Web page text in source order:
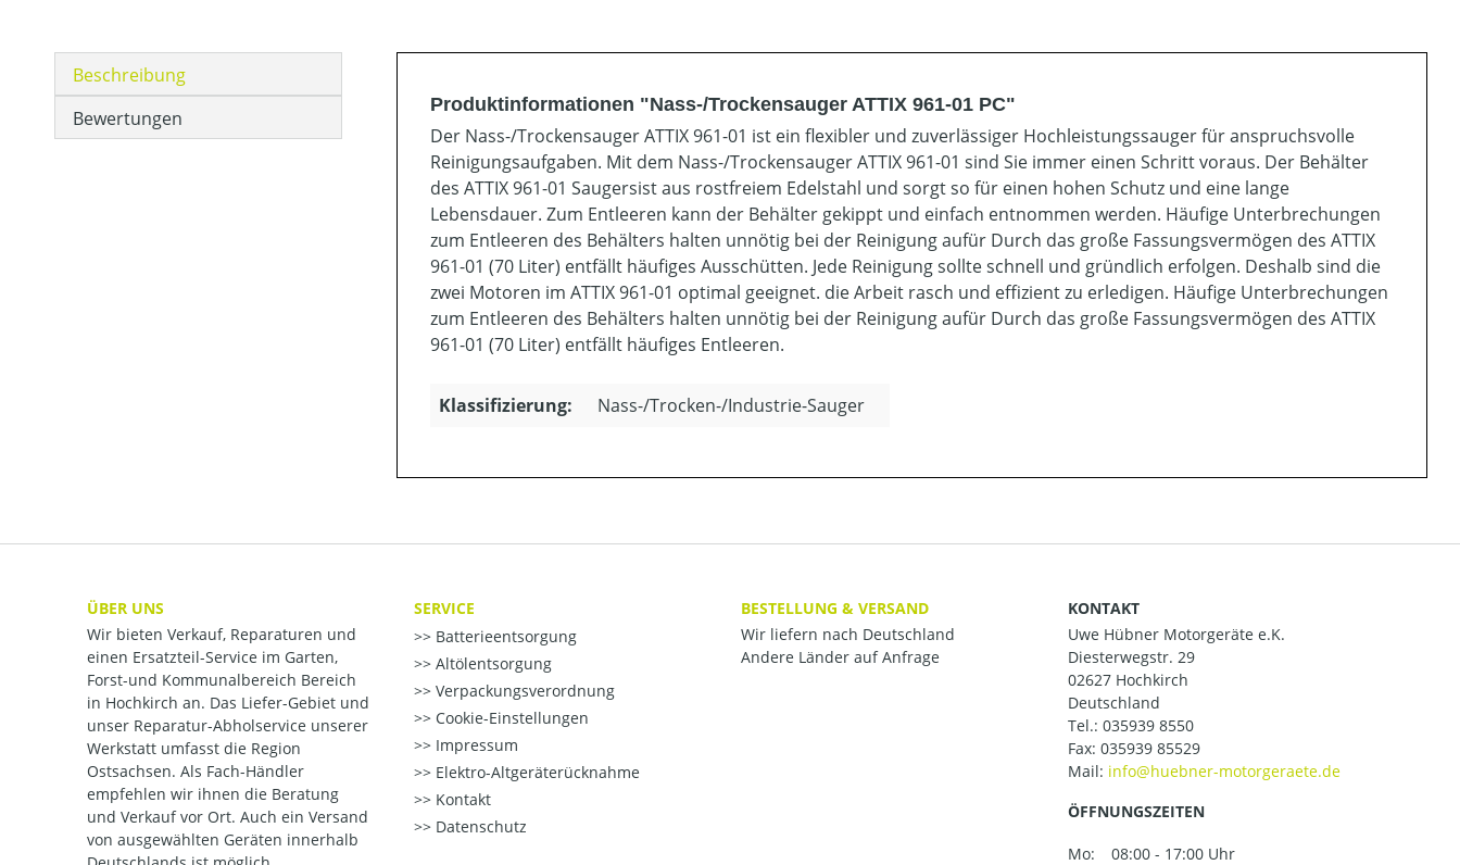
Beschreibung
Bewertungen
Produktinformationen "Nass-/Trockensauger ATTIX 961-01 PC"
Der Nass-/Trockensauger ATTIX 961-01 ist ein flexibler und zuverlässiger Hochleistungssauger für anspruchsvolle
Reinigungsaufgaben. Mit dem Nass-/Trockensauger ATTIX 961-01 sind Sie immer einen Schritt voraus. Der Behälter
des ATTIX 961-01 Saugersist aus rostfreiem Edelstahl und sorgt so für einen hohen Schutz und eine lange
Lebensdauer. Zum Entleeren kann der Behälter gekippt und einfach entnommen werden. Häufige Unterbrechungen
zum Entleeren des Behälters halten unnötig bei der Reinigung aufür Durch das große Fassungsvermögen des ATTIX
961-01 (70 Liter) entfällt häufiges Ausschütten. Jede Reinigung sollte schnell und gründlich erfolgen. Deshalb sind die
zwei Motoren im ATTIX 961-01 optimal geeignet. die Arbeit rasch und effizient zu erledigen. Häufige Unterbrechungen
zum Entleeren des Behälters halten unnötig bei der Reinigung aufür Durch das große Fassungsvermögen des ATTIX
961-01 (70 Liter) entfällt häufiges Entleeren.
Klassifizierung: Nass-/Trocken-/Industrie-Sauger
ÜBER UNS
Wir bieten Verkauf, Reparaturen und
einen Ersatzteil-Service im Garten,
Forst-und Kommunalbereich Bereich
in Hochkirch an. Das Liefer-Gebiet und
unser Reparatur-Abholservice unserer
Werkstatt umfasst die Region
Ostsachsen. Als Fach-Händler
empfehlen wir ihnen die Beratung
und Verkauf vor Ort. Auch ein Versand
von ausgewählten Geräten innerhalb
SERVICE
Batterieentsorgung
Altölentsorgung
Verpackungsverordnung
Cookie-Einstellungen
Impressum
Elektro-Altgeräterücknahme
Kontakt
Datenschutz
BESTELLUNG & VERSAND
Wir liefern nach Deutschland
Andere Länder auf Anfrage
KONTAKT
Uwe Hübner Motorgeräte e.K.
Diesterwegstr. 29
02627 Hochkirch
Deutschland
Tel.: 035939 8550
Fax: 035939 85529
Mail:
ÖFFNUNGSZEITEN
Mo:
08:00 - 17:00 Uhr